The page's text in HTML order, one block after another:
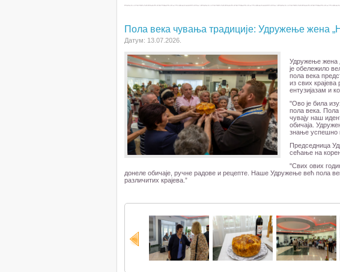
Пола века чувања традиције: Удружење жена
Датум: 13.07.2026.
Удружење жена
је обележило
пола века
из свих
ентузијазам и
''Ово је била
пола века. Пола
чувају наш
обичаја.
знање успешно
Председница
сећање на
''Свих ових
донеле обичаје, ручне радове и рецепте. Наше Удружење већ пола
различитих крајева.”